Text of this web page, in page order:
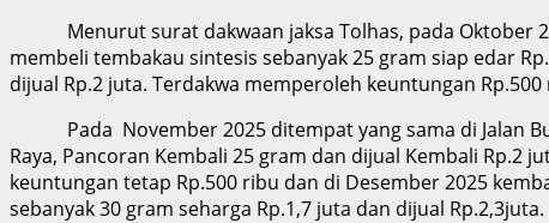
Menurut surat dakwaan jaksa Tolhas, pada Oktober
membeli tembakau sintesis sebanyak 25 gram siap edar
dijual Rp.2 juta. Terdakwa memperoleh keuntungan Rp.500
Pada November 2025 ditempat yang sama di Jalan
Raya, Pancoran Kembali 25 gram dan dijual Kembali Rp.2
keuntungan tetap Rp.500 ribu dan di Desember 2025
sebanyak 30 gram seharga Rp.1,7 juta dan dijual Rp.2,3juta.